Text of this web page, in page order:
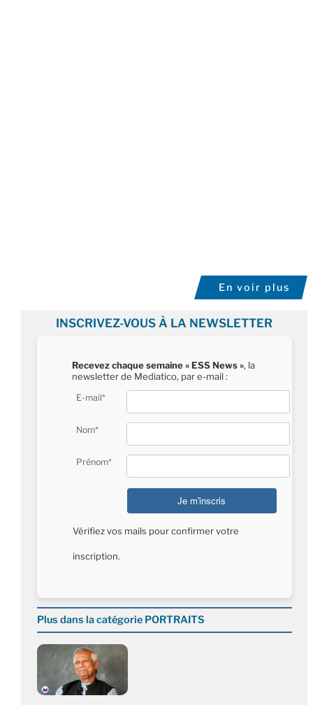
En voir plus
INSCRIVEZ-VOUS À LA NEWSLETTER
Recevez chaque semaine « ESS News », la
newsletter de Mediatico, par e-mail :
E-mail*
Nom*
Prénom*
Vérifiez vos mails pour confirmer votre
inscription.
Plus dans la catégorie PORTRAITS